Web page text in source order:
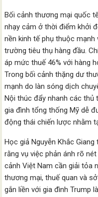
Bối cảnh thương mại quốc
nhạy cảm ở thời điểm khởi
nền kinh tế phụ thuộc
trường tiêu thụ hàng đầu.
áp mức thuế 46% với hàng
Trong bối cảnh thặng dư
mạnh do làn sóng dịch
Nội thúc đẩy nhanh các
gia đình tổng thống Mỹ dễ
động thái chiến lược nhằm
Học giả Nguyễn Khắc
rằng vụ việc phản ánh rõ
cảnh Việt Nam cần giải tỏa
thương mại, thuế quan và
gắn liền với gia đình Trump